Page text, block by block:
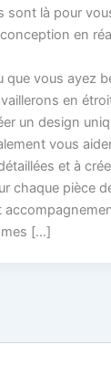
sont là pour
en
que vous ayez
en
un design
vous
et à
chaque pièce
[…]